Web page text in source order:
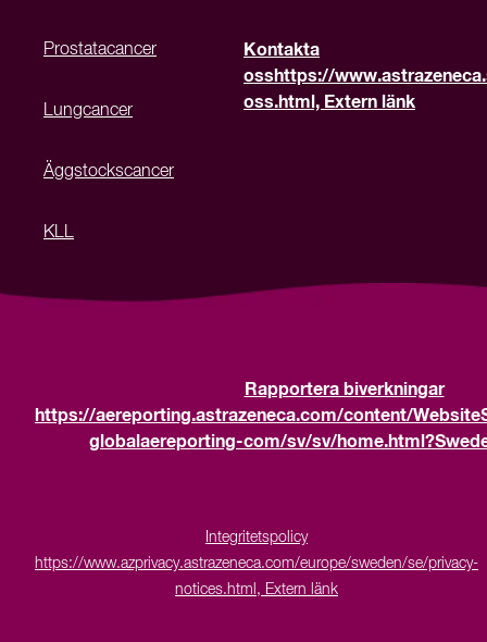
Prostatacancer
Lungcancer
Äggstockscancer
KLL
Kontakta
oss https://
oss.html, Extern länk
Rapportera biverkningar
https://aereporting.astrazeneca.com/content/
globalaereporting-com/sv/sv/
Integritetspolicy
https://www.azprivacy.astrazeneca.com/europe/sweden/se/privacy-
notices.html, Extern länk